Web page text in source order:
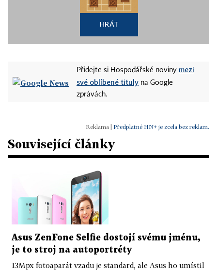
HRÁT
Přidejte si Hospodářské noviny mezi
své oblíbené tituly na Google
zprávách.
Předplatné HN+ je zcela bez reklam.
Související články
Asus ZenFone Selfie dostojí svému jménu,
je to stroj na autoportréty
13Mpx fotoaparát vzadu je standard, ale Asus ho umístil